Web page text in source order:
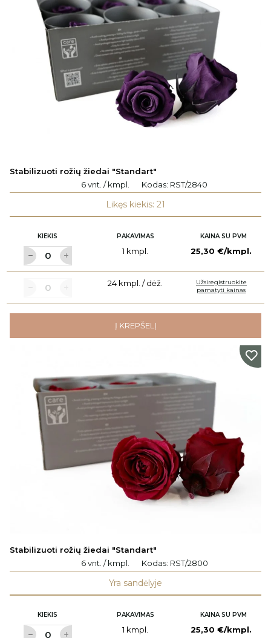
Stabilizuoti rožių žiedai "Standart"
6 vnt. / kmpl.
Kodas: RST/2840
Likęs kiekis: 21
KIEKIS PAKAVIMAS KAINA SU PVM
1 kmpl. 25,30 €/kmpl.
24 kmpl. / dėž.
Užsiregistruokite
pamatyti kainas
Į KREPŠELĮ
Stabilizuoti rožių žiedai "Standart"
6 vnt. / kmpl.
Kodas: RST/2800
Yra sandėlyje
KIEKIS PAKAVIMAS KAINA SU PVM
1 kmpl. 25,30 €/kmpl.